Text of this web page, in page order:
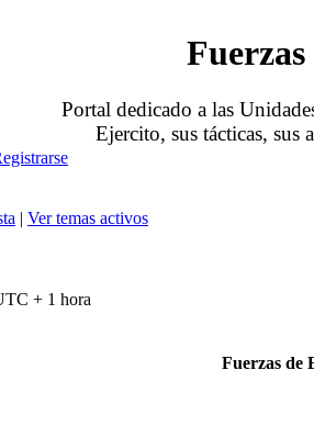
Portal dedicado a las
Ejercito, sus tácticas, sus
| Ver temas activos
+ 1 hora
Fuerzas de